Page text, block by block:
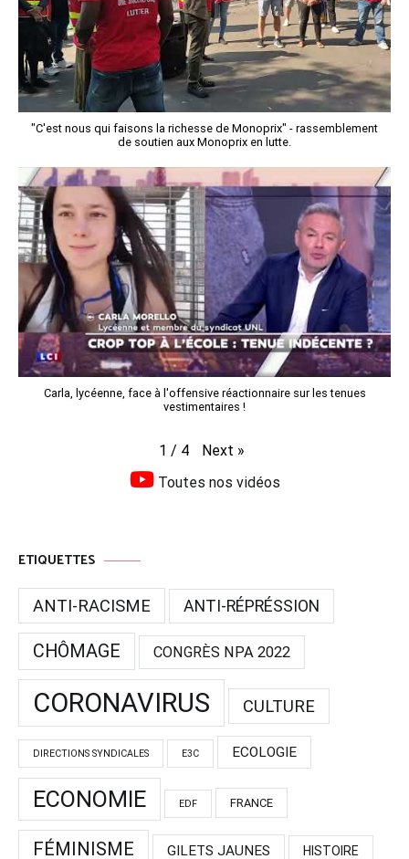
"C'est nous qui faisons la richesse de Monoprix" - rassemblement
de soutien aux Monoprix en lutte.
Carla, lycéenne, face à l'offensive réactionnaire sur les tenues
vestimentaires !
1 / 4 Next »
Toutes nos vidéos
ETIQUETTES
ANTI-RACISME ANTI-RÉPRÉSSION
CHÔMAGE CONGRÈS NPA 2022
CORONAVIRUS CULTURE
DIRECTIONS SYNDICALES E3C ECOLOGIE
ECONOMIE EDF FRANCE
FÉMINISME GILETS JAUNES HISTOIRE